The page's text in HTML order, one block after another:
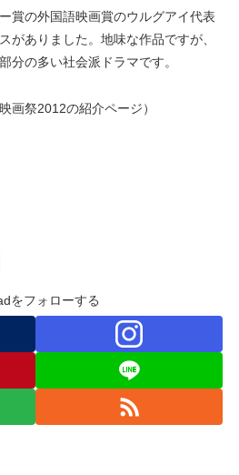
賞の外国語映画賞のウルグアイ代表
がありました。地味な作品ですが、
分の多い社会派ドラマです。
画祭2012の紹介ページ）
をフォローする